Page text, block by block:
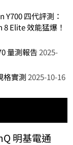
四代評測：
Elite 效能猛爆！
量測報告2025-
格實測 2025-10-16
明基電通